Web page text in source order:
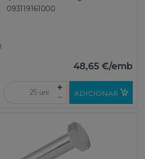
093119161000
48,65 €/emb
uni ADICIONAR